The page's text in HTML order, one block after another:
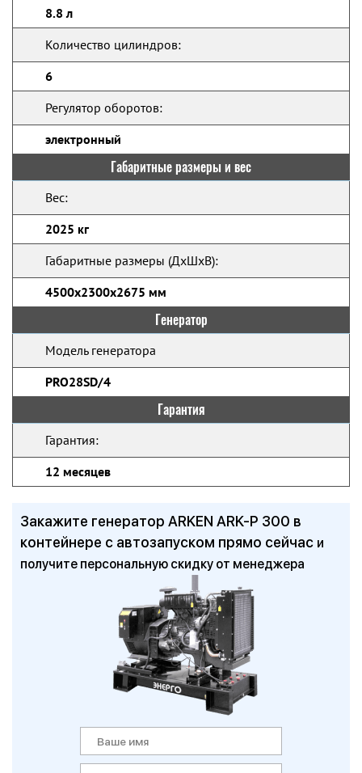
8.8 л
Количество цилиндров:
6
Регулятор оборотов:
электронный
Габаритные размеры и вес
Вес:
2025 кг
Габаритные размеры (ДхШхВ):
4500х2300х2675 мм
Генератор
Модель генератора
PRO28SD/4
Гарантия
Гарантия:
12 месяцев
Закажите генератор ARKEN ARK-P 300 в
контейнере с автозапуском прямо сейчас и
получите персональную скидку от менеджера